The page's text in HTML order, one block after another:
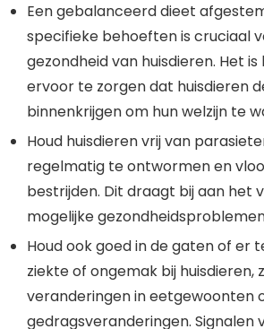
Een gebalanceerd dieet
specifieke behoeften is cruciaal
gezondheid van huisdieren. Het
ervoor te zorgen dat huisdieren
binnenkrijgen om hun welzijn te
Houd huisdieren vrij van
regelmatig te ontwormen en
bestrijden. Dit draagt bij aan het
mogelijke
Houd ook goed in de gaten of er
ziekte of ongemak bij huisdieren,
veranderingen in eetgewoonten
gedragsveranderingen. Signalen